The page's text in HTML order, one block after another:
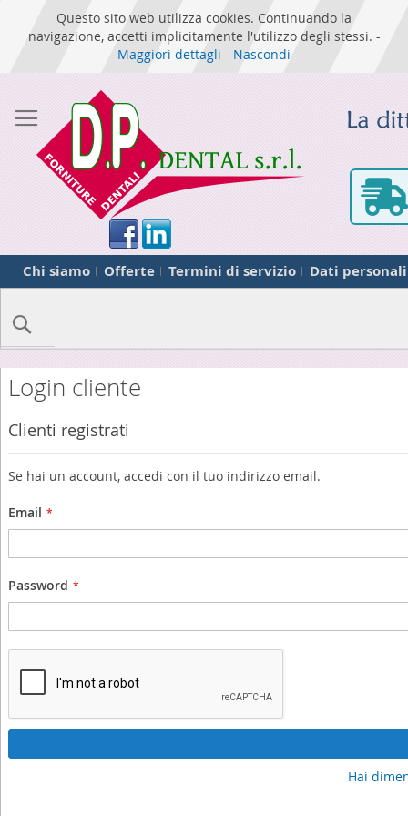
Questo sito web utilizza cookies. Continuando la
navigazione, accetti implicitamente l'utilizzo degli stessi. -
Maggiori dettagli - Nascondi
Chi siamo Offerte Termini di servizio Dati personali
Login cliente
Clienti registrati
Se hai un account, accedi con il tuo indirizzo email.
Email
Password
Hai